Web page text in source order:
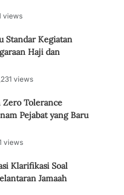
views
Standar Kegiatan
Haji dan
views
Zero Tolerance
Pejabat yang Baru
views
Klarifikasi Soal
Jamaah